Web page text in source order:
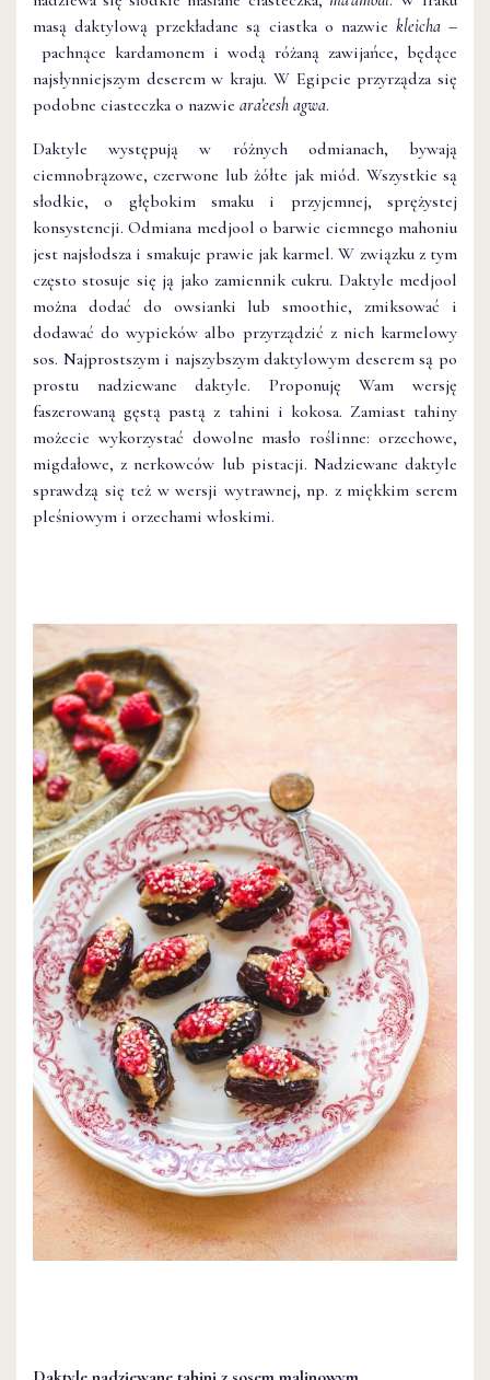
masą daktylową przekładane są ciastka o nazwie kleicha –
pachnące kardamonem i wodą różaną zawijańce, będące
najsłynniejszym deserem w kraju. W Egipcie przyrządza się
podobne ciasteczka o nazwie ara’eesh agwa.
Daktyle występują w różnych odmianach, bywają
ciemnobrązowe, czerwone lub żółte jak miód. Wszystkie są
słodkie, o głębokim smaku i przyjemnej, sprężystej
konsystencji. Odmiana medjool o barwie ciemnego mahoniu
jest najsłodsza i smakuje prawie jak karmel. W związku z tym
często stosuje się ją jako zamiennik cukru. Daktyle medjool
można dodać do owsianki lub smoothie, zmiksować i
dodawać do wypieków albo przyrządzić z nich karmelowy
sos. Najprostszym i najszybszym daktylowym deserem są po
prostu nadziewane daktyle. Proponuję Wam wersję
faszerowaną gęstą pastą z tahini i kokosa. Zamiast tahiny
możecie wykorzystać dowolne masło roślinne: orzechowe,
migdałowe, z nerkowców lub pistacji. Nadziewane daktyle
sprawdzą się też w wersji wytrawnej, np. z miękkim serem
pleśniowym i orzechami włoskimi.